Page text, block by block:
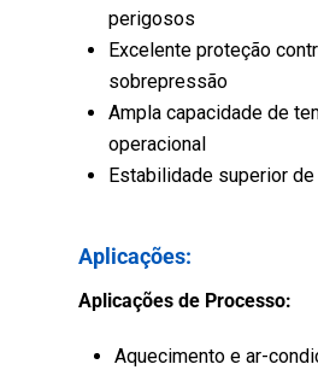
perigosos
Excelente proteção
sobrepressão
Ampla capacidade de
operacional
Estabilidade superior
Aplicações:
Aplicações de Processo:
Aquecimento e ar-